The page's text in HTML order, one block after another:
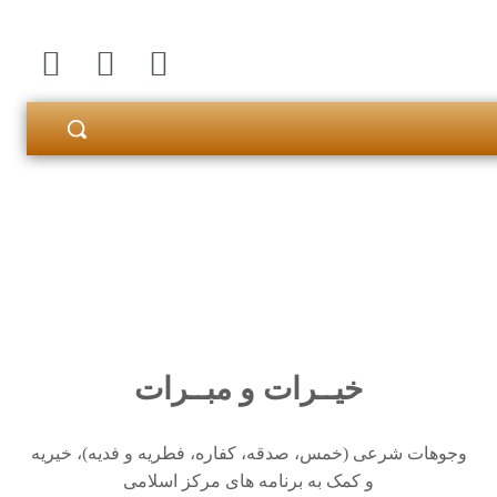
خیــرات و مبــرات
وجوهات شرعی (خمس، صدقه، کفاره، فطریه و فدیه)، خیریه
و کمک به برنامه های مرکز اسلامی